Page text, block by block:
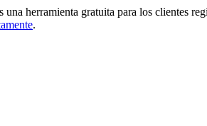
una herramienta gratuita para los clientes
.